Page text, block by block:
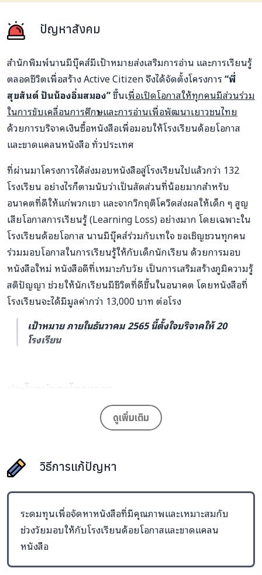
ปัญหาสังคม
สำนักพิมพ์นานมีบุ๊คส์มีเป้าหมายส่งเสริมการอ่าน และการเรียนรู้
ตลอดชีวิตเพื่อสร้าง Active Citizen จึงได้จัดตั้งโครงการ“พี่
สุขสันต์ ปันน้องอิ่มสมอง”ขึ้นเพื่อเปิดโอกาสให้ทุกคนมีส่วนร่วม
ในการขับเคลื่อนการศึกษา และการอ่านเพื่อพัฒนาเยาวชนไทย
ด้วยการบริจาคเงินซื้อหนังสือเพื่อมอบให้โรงเรียนด้อยโอกาส
และขาดแคลนหนังสือ ทั่วประเทศ
ที่ผ่านมาโครงการได้ส่งมอบหนังสือสู่โรงเรียนไปแล้วกว่า 132
โรงเรียน อย่างไรก็ตามนับว่าเป็นสัดส่วนที่น้อยมากสำหรับ
อนาคตที่ดีให้แก่พวกเขา และจากวิกฤติโควิดส่งผลให้เด็ก ๆ สูญ
เสียโอกาสการเรียนรู้ (Learning Loss) อย่างมาก โดยเฉพาะใน
โรงเรียนด้อยโอกาส นานมีบุ๊คส์ร่วมกับเทใจ ขอเชิญชวนทุกคน
ร่วมมอบโอกาสในการเรียนรู้ให้กับเด็กนักเรียน ด้วยการมอบ
หนังสือใหม่ หนังสือดีที่เหมาะกับวัย เป็นการเสริมสร้างภูมิความรู้
สติปัญญา ช่วยให้นักเรียนมีชีวิตที่ดีขึ้นในอนาคต โดยหนังสือที่
โรงเรียนจะได้มีมูลค่ากว่า 13,000 บาท ต่อโรง
เป้าหมาย ภายในธันวาคม 2565 นี้ตั้งใจบริจาคให้ 20
โรงเรียน
นักเรียนได้อ่านหนังสือที่เหมาะสมกับวัย เช่น หนังสือนิทาน
ภาพสองภาษา หนังสือการ์ตูนความรู้ หนังสือเสริมความรู้ หนังสือ
เรียนรู้ของเด็ก ๆ
นักเรียนได้รับโอกาสทางการศึกษาที่มีคุณภาพด้วยการอ่าน
และค้นคว้าหาความรู้จากหนังสือ
ดูเพิ่มเติม
วิธีการแก้ปัญหา
ระดมทุนเพื่อจัดหาหนังสือที่มีคุณภาพและเหมาะสมกับ
ช่วงวัยมอบให้กับโรงเรียนด้อยโอกาสและขาดแคลน
หนังสือ